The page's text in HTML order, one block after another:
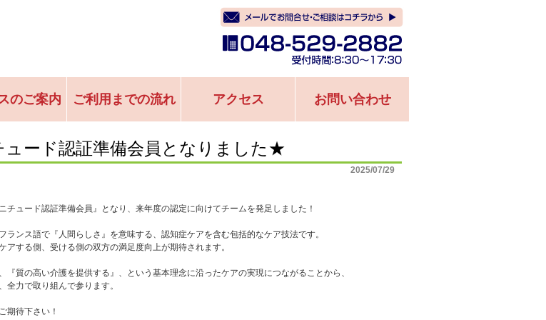
のご案内 ご利用までの流れ アクセス お問い合わせ
ード認証準備会員となりました★
2025/07/29
チュード認証準備会員』となり、来年度の認定に向けてチームを発足しました！
ランス語で『人間らしさ』を意味する、認知症ケアを含む包括的なケア技法です。
アする側、受ける側の双方の満足度向上が期待されます。
『質の高い介護を提供する』、という基本理念に沿ったケアの実現につながることから、
全力で取り組んで参ります。
期待下さい！